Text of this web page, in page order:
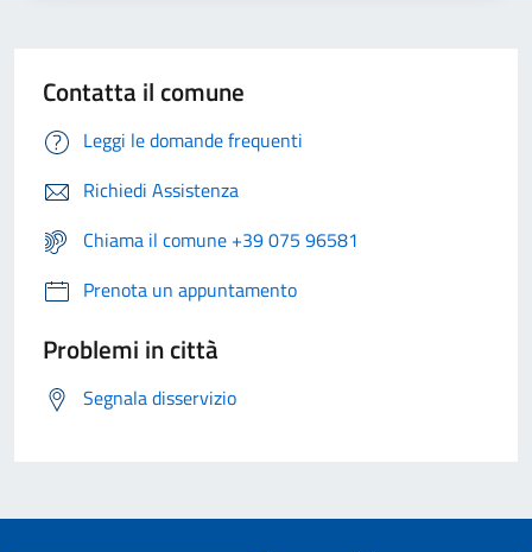
Contatta il comune
Leggi le domande frequenti
Richiedi Assistenza
Chiama il comune +39 075 96581
Prenota un appuntamento
Problemi in città
Segnala disservizio